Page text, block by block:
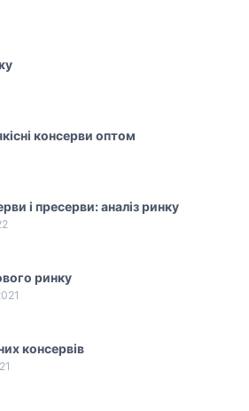
консерви оптом
і пресерви: аналіз ринку
ринку
консервів